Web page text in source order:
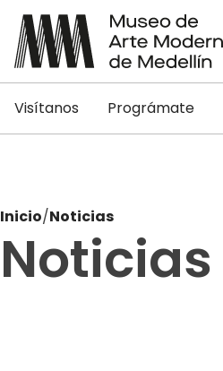
Visítanos Prográmate
Inicio/Noticias
Noticias